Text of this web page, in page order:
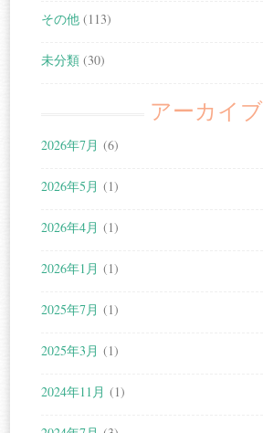
その他 (113)
未分類 (30)
アーカイブ
2026年7月 (6)
2026年5月 (1)
2026年4月 (1)
2026年1月 (1)
2025年7月 (1)
2025年3月 (1)
2024年11月 (1)